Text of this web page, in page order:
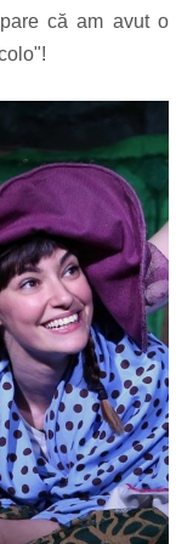
că am avut o